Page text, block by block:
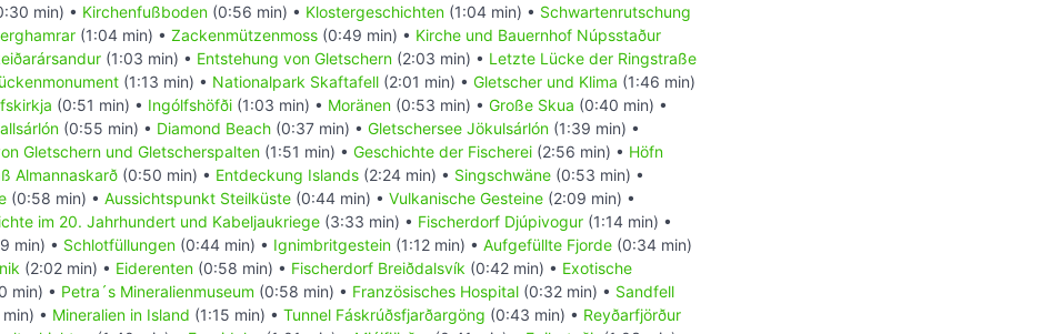
min) • Kirchenfußboden (0:56 min) • Klostergeschichten (1:04 min) • Schwartenrutschung
(1:04 min) • Zackenmützenmoss (0:49 min) • Kirche und Bauernhof Núpsstaður
(1:03 min) • Entstehung von Gletschern (2:03 min) • Letzte Lücke der Ringstraße
(1:13 min) • Nationalpark Skaftafell (2:01 min) • Gletscher und Klima (1:46 min)
(0:51 min) • Ingólfshöfði (1:03 min) • Moränen (0:53 min) • Große Skua (0:40 min) •
(0:55 min) • Diamond Beach (0:37 min) • Gletschersee Jökulsárlón (1:39 min) •
Gletschern und Gletscherspalten (1:51 min) • Geschichte der Fischerei (2:56 min) • Höfn
Almannaskarð (0:50 min) • Entdeckung Islands (2:24 min) • Singschwäne (0:53 min) •
(0:58 min) • Aussichtspunkt Steilküste (0:44 min) • Vulkanische Gesteine (2:09 min) •
im 20. Jahrhundert und Kabeljaukriege (3:33 min) • Fischerdorf Djúpivogur (1:14 min) •
min) • Schlotfüllungen (0:44 min) • Ignimbritgestein (1:12 min) • Aufgefüllte Fjorde (0:34 min)
(2:02 min) • Eiderenten (0:58 min) • Fischerdorf Breiðdalsvík (0:42 min) • Exotische
min) • Petra´s Mineralienmuseum (0:58 min) • Französisches Hospital (0:32 min) • Sandfell
• Mineralien in Island (1:15 min) • Tunnel Fáskrúðsfjarðargöng (0:43 min) • Reyðarfjörður